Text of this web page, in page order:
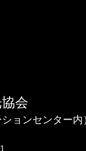
会
ションセンター内